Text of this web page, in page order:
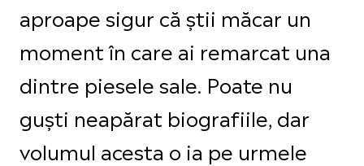
aproape sigur că știi măcar un
moment în care ai remarcat una
dintre piesele sale. Poate nu
guști neapărat biografiile, dar
volumul acesta o ia pe urmele